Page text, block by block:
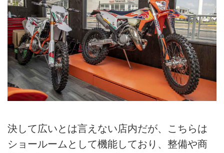
決して広いとは言えない店内だが、こちらは
ショールームとして機能しており、整備や商